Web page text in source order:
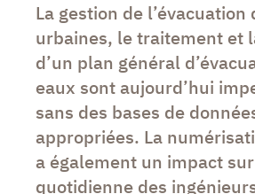
La gestion de l’évacuation
urbaines, le traitement et
d’un plan général
eaux sont aujourd’hui
sans des bases de
appropriées. La
a également un impact
quotidienne des